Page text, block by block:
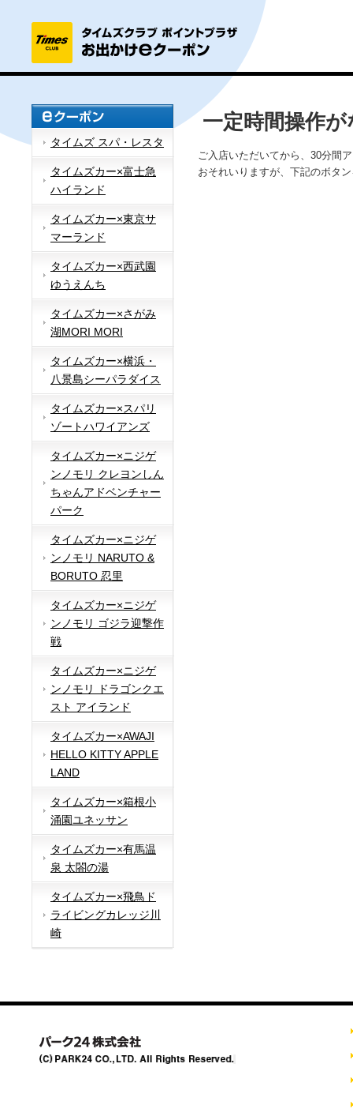
タイムズ スパ・レスタ
タイムズカー×富士急
ハイランド
タイムズカー×東京サ
マーランド
タイムズカー×西武園
ゆうえんち
タイムズカー×さがみ
湖MORI MORI
タイムズカー×横浜・
八景島シーパラダイス
タイムズカー×スパリ
ゾートハワイアンズ
タイムズカー×ニジゲ
ンノモリ クレヨンしん
ちゃんアドベンチャー
パーク
タイムズカー×ニジゲ
ンノモリ NARUTO &
BORUTO 忍里
タイムズカー×ニジゲ
ンノモリ ゴジラ迎撃作
戦
タイムズカー×ニジゲ
ンノモリ ドラゴンクエ
スト アイランド
タイムズカー×AWAJI
HELLO KITTY APPLE
LAND
タイムズカー×箱根小
涌園ユネッサン
タイムズカー×有馬温
泉 太閤の湯
タイムズカー×飛鳥ド
ライビングカレッジ川
崎
一定時間操作
ご入店いただいてから、30分間
おそれいりますが、下記のボタ